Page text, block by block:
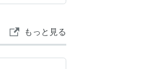
もっと見る